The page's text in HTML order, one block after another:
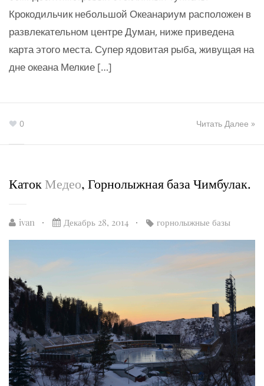
Крокодильчик небольшой Океанариум расположен в
развлекательном центре Думан, ниже приведена
карта этого места. Супер ядовитая рыба, живущая на
дне океана Мелкие […]
0 Читать Далее »
Каток Медео, Горнолыжная база Чимбулак.
ivan Декабрь 28, 2014 горнолыжные базы